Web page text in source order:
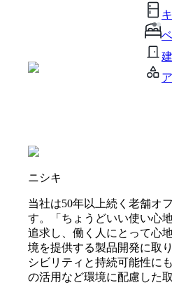
ニシキ
当社は50年以上続く老舗オ
す。「ちょうどいい使い心
追求し、働く人にとって心
境を提供する製品開発に取
シビリティと持続可能性に
の活用など環境に配慮した